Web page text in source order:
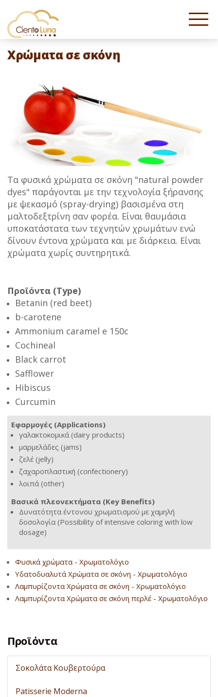
Χρώματα σε σκόνη
Τα φυσικά χρώματα σε σκόνη "natural powder
dyes" παράγονται με την τεχνολογία ξήρανσης
με ψεκασμό (spray-drying) βασισμένα στη
μαλτοδεξτρίνη σαν φορέα. Είναι θαυμάσια
υποκατάστατα των τεχνητών χρωμάτων ενώ
δίνουν έντονα χρώματα και με διάρκεια. Είναι
χρώματα χωρίς συντηρητικά.
Προϊόντα (Type)
Betanin (red beet)
b-carotene
Ammonium caramel e 150c
Cochineal
Black carrot
Safflower
Hibiscus
Curcumin
Εφαρμογές (Applications)
γαλακτοκομικά (dairy products)
μαρμελάδες (jams)
ζελέ (jelly)
ζαχαροπλαστική (confectionery)
λοιπά (other)
Βασικά πλεονεκτήματα (Key Benefits)
Δυνατότητα έντονου χρωματισμού με χαμηλή
δοσολογία (Possibility of intensive coloring with low
dosage)
Φυσικά χρώματα - Χρωματολόγιο
Υδατοδυαλυτά Χρώματα σε σκόνη - Χρωματολόγιο
Λαμπυρίζοντα Χρώματα σε σκόνη - Χρωματολόγιο
Λαμπυρίζοντα Χρώματα σε σκόνη περλέ - Χρωματολόγιο
Προϊόντα
Σοκολάτα Κουβερτούρα
Patisserie Moderna